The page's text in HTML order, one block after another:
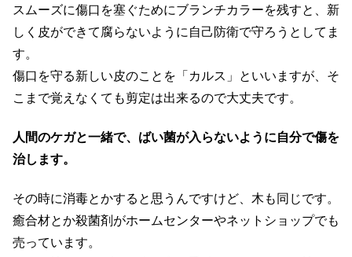
スムーズに傷口を塞ぐためにブランチカラーを残すと、新
しく皮ができて腐らないように自己防衛で守ろうとしてま
す。
傷口を守る新しい皮のことを「カルス」といいますが、そ
こまで覚えなくても剪定は出来るので大丈夫です。
人間のケガと一緒で、ばい菌が入らないように自分で傷を
治します。
その時に消毒とかすると思うんですけど、木も同じです。
癒合材とか殺菌剤がホームセンターやネットショップでも
売っています。